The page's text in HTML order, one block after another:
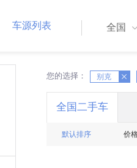
车源列表 全国
您的选择： 别克
X X
全国二手车
默认排序 价